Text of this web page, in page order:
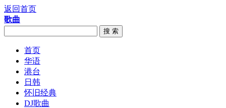
返回首页
歌曲
搜 索
首页
华语
港台
日韩
怀旧经典
DJ歌曲